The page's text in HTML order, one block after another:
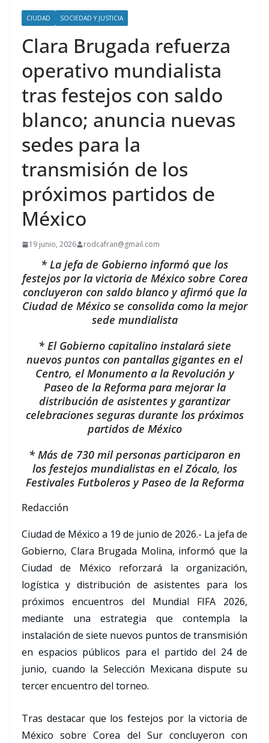
CIUDAD SOCIEDAD Y JUSTICIA
Clara Brugada refuerza
operativo mundialista
tras festejos con saldo
blanco; anuncia nuevas
sedes para la
transmisión de los
próximos partidos de
México
19 junio, 2026 rodcafran@gmail.com
* La jefa de Gobierno informó que los
festejos por la victoria de México sobre Corea
concluyeron con saldo blanco y afirmó que la
Ciudad de México se consolida como la mejor
sede mundialista
* El Gobierno capitalino instalará siete
nuevos puntos con pantallas gigantes en el
Centro, el Monumento a la Revolución y
Paseo de la Reforma para mejorar la
distribución de asistentes y garantizar
celebraciones seguras durante los próximos
partidos de México
* Más de 730 mil personas participaron en
los festejos mundialistas en el Zócalo, los
Festivales Futboleros y Paseo de la Reforma
Redacción
Ciudad de México a 19 de junio de 2026.- La jefa de
Gobierno, Clara Brugada Molina, informó que la
Ciudad de México reforzará la organización,
logística y distribución de asistentes para los
próximos encuentros del Mundial FIFA 2026,
mediante una estrategia que contempla la
instalación de siete nuevos puntos de transmisión
en espacios públicos para el partido del 24 de
junio, cuando la Selección Mexicana dispute su
tercer encuentro del torneo.
Tras destacar que los festejos por la victoria de
México sobre Corea del Sur concluyeron con